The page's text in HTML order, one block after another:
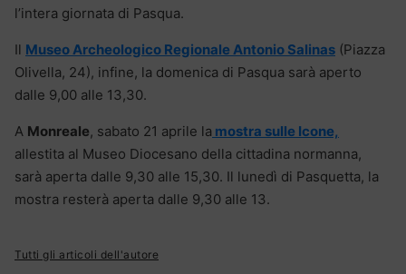
l’intera giornata di Pasqua.
Il Museo Archeologico Regionale Antonio Salinas (Piazza
Olivella, 24), infine, la domenica di Pasqua sarà aperto
dalle 9,00 alle 13,30.
A Monreale, sabato 21 aprile la mostra sulle Icone,
allestita al Museo Diocesano della cittadina normanna,
sarà aperta dalle 9,30 alle 15,30. Il lunedì di Pasquetta, la
mostra resterà aperta dalle 9,30 alle 13.
Tutti gli articoli dell'autore